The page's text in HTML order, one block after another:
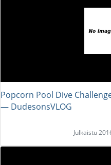
Popcorn Pool Dive
― DudesonsVLOG
Julkaistu